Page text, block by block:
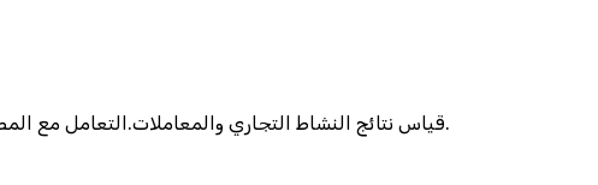
قياس نتائج النشاط التجاري والمعاملات.التعامل مع المصروفات والأصول والالتزامات والتدفقات النقدية والقوائم المالية.إعداد التقارير بناء على نفس قاعدة البيانات.تحديد وقياس التكلفة.